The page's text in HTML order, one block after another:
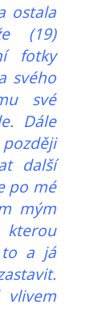
ostala
(19)
fotky
svého
své
Dále
další
po mé
mým
kterou
to a já
vlivem